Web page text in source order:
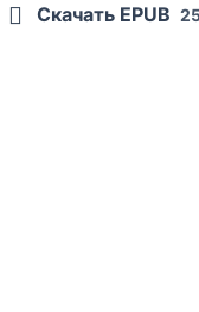
Скачать EPUB